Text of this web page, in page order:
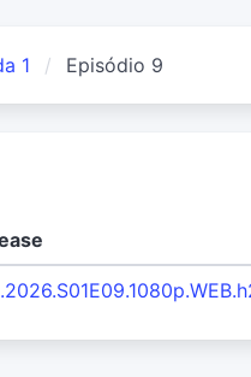
1 Episódio 9